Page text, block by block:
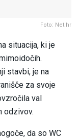
Foto: Net.hr
situacija, ki je
stavbi, je na
za svoje
val
odzivov.
da so WC